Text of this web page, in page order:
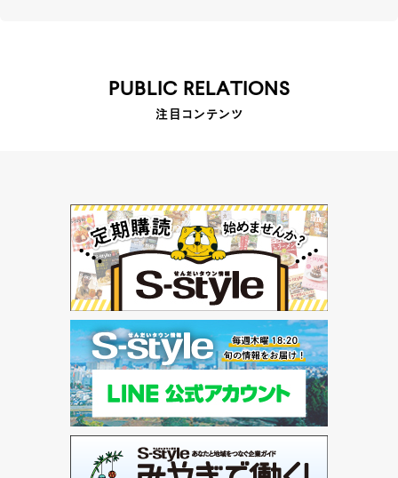
PUBLIC RELATIONS
注目コンテンツ